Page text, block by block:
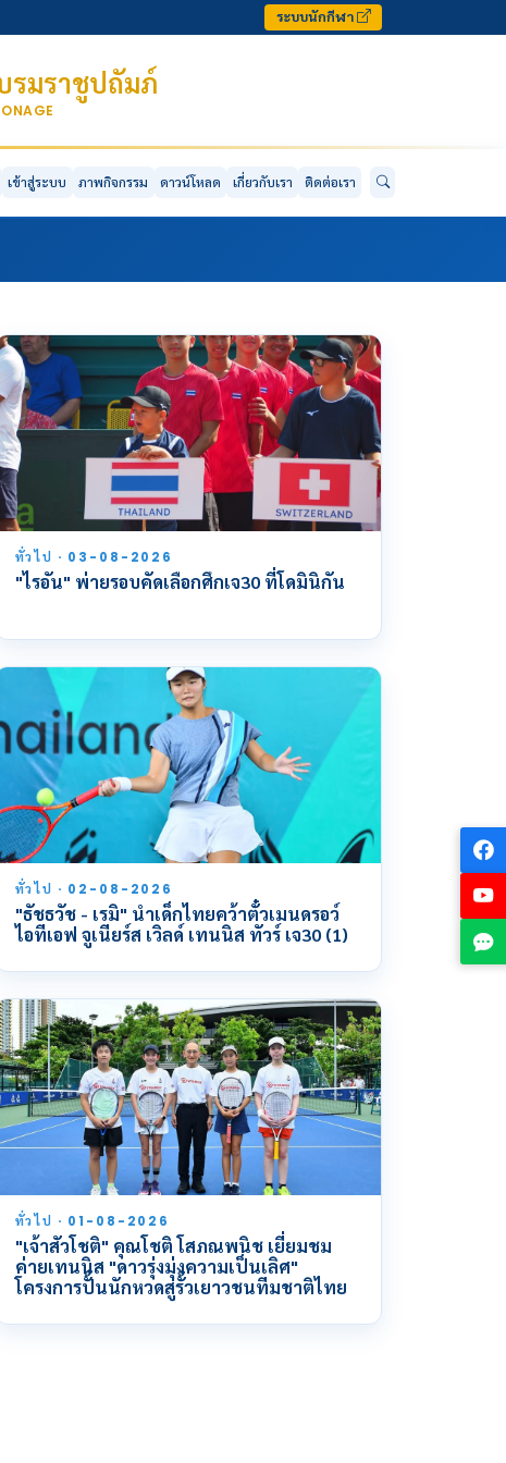
ระบบนักกีฬา
รมราชูปถัมภ์
เข้าสู่ระบบ ภาพกิจกรรม ดาวน์โหลด เกี่ยวกับเรา ติดต่อเรา
ทั่วไป · 03-08-2026
"ไรอัน" พ่ายรอบคัดเลือกศึกเจ30 ที่โดมินิกัน
ทั่วไป · 02-08-2026
"ธัชธวัช - เรมิ" นำเด็กไทยคว้าตั๋วเมนดรอว์
ไอทีเอฟ จูเนียร์ส เวิลด์ เทนนิส ทัวร์ เจ30 (1)
ทั่วไป · 01-08-2026
"เจ้าสัวโชติ" คุณโชติ โสภณพนิช เยี่ยมชม
ค่ายเทนนิส "ดาวรุ่งมุ่งความเป็นเลิศ"
โครงการปั้นนักหวดสู่รั้วเยาวชนทีมชาติไทย